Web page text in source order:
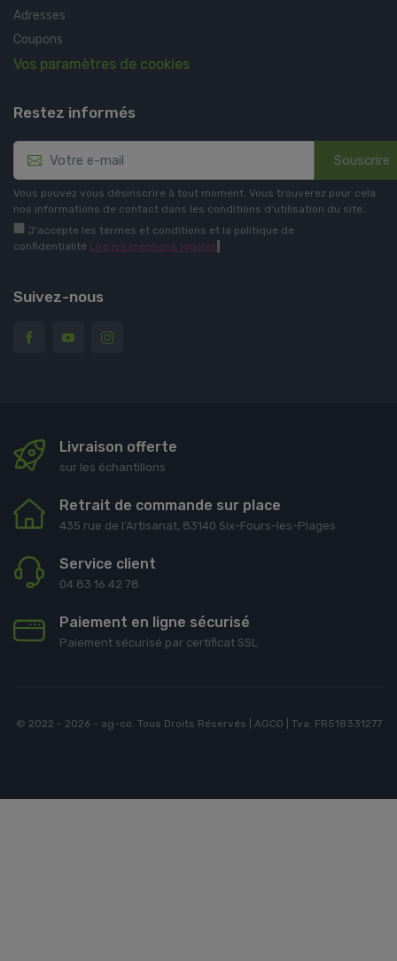
Adresses
Coupons
Vos paramètres de cookies
Restez informés
Souscrire
Vous pouvez vous désinscrire à tout moment. Vous trouverez pour cela
nos informations de contact dans les conditions d'utilisation du site.
J'accepte les termes et conditions et la politique de
confidentialité Lire les mentions légales.
Suivez-nous
Livraison offerte
sur les échantillons
Retrait de commande sur place
435 rue de l'Artisanat, 83140 Six-Fours-les-Plages
Service client
04 83 16 42 78
Paiement en ligne sécurisé
Paiement sécurisé par certificat SSL
© 2022 - 2026 - ag-co. Tous Droits Réservés | AGCO | Tva: FR518331277